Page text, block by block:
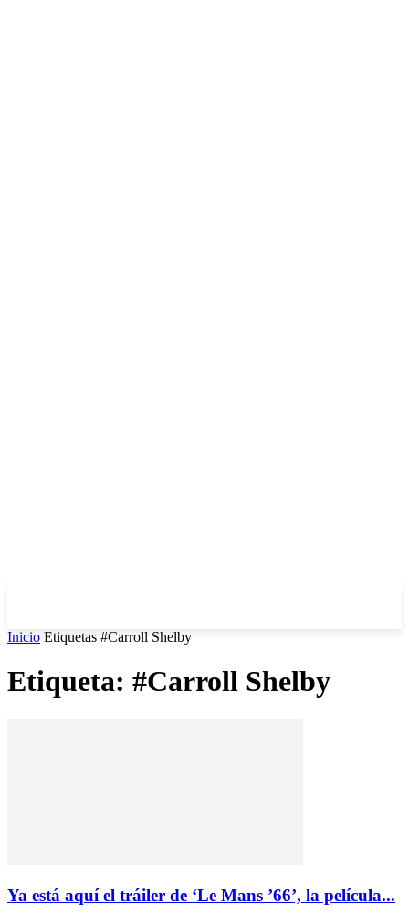
Inicio Etiquetas #Carroll Shelby
Etiqueta: #Carroll Shelby
Ya está aquí el tráiler de ‘Le Mans ’66’, la película...